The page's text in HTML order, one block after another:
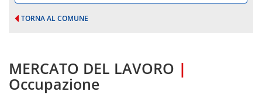
TORNA AL COMUNE
MERCATO DEL LAVORO |
Occupazione